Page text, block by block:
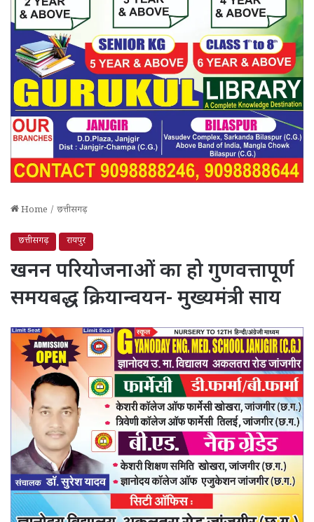
Home / छत्तीसगढ़
छत्तीसगढ़ रायपुर
खनन परियोजनाओं का हो गुणवत्तापूर्ण
समयबद्ध क्रियान्वयन- मुख्यमंत्री साय